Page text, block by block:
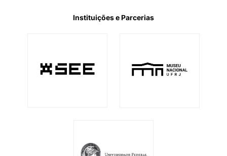
Instituições e Parcerias